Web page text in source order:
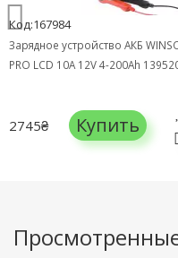
Код:167984
Зарядное устройство АКБ
PRO LCD 10A 12V 4-200Ah
2745₴ Купить